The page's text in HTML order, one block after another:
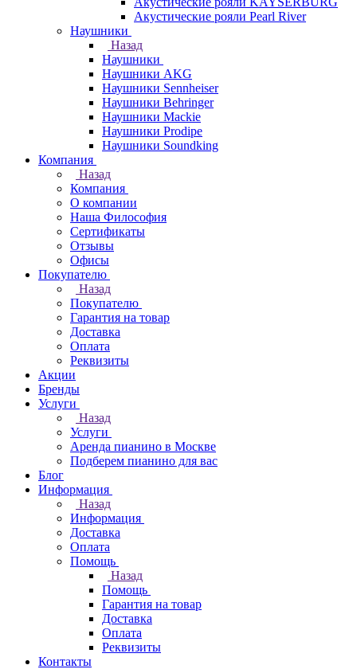
Акустические рояли Pearl River
Наушники
Назад
Наушники
Наушники AKG
Наушники Sennheiser
Наушники Behringer
Наушники Mackie
Наушники Prodipe
Наушники Soundking
Компания
Назад
Компания
О компании
Наша Философия
Сертификаты
Отзывы
Офисы
Покупателю
Назад
Покупателю
Гарантия на товар
Доставка
Оплата
Реквизиты
Акции
Бренды
Услуги
Назад
Услуги
Аренда пианино в Москве
Подберем пианино для вас
Блог
Информация
Назад
Информация
Доставка
Оплата
Помощь
Назад
Помощь
Гарантия на товар
Доставка
Оплата
Реквизиты
Контакты